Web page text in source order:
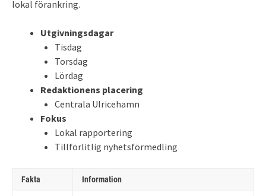
lokal förankring.
Utgivningsdagar
Tisdag
Torsdag
Lördag
Redaktionens placering
Centrala Ulricehamn
Fokus
Lokal rapportering
Tillförlitlig nyhetsförmedling
Fakta Information